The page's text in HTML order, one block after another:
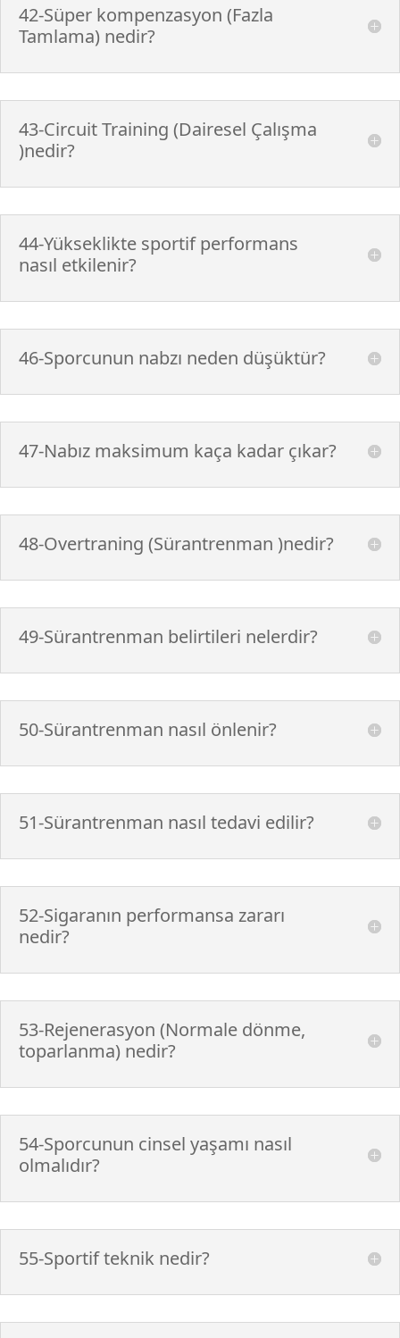
42-Süper kompenzasyon (Fazla
Tamlama) nedir?
43-Circuit Training (Dairesel Çalışma
)nedir?
44-Yükseklikte sportif performans
nasıl etkilenir?
46-Sporcunun nabzı neden düşüktür?
47-Nabız maksimum kaça kadar çıkar?
48-Overtraning (Sürantrenman )nedir?
49-Sürantrenman belirtileri nelerdir?
50-Sürantrenman nasıl önlenir?
51-Sürantrenman nasıl tedavi edilir?
52-Sigaranın performansa zararı
nedir?
53-Rejenerasyon (Normale dönme,
toparlanma) nedir?
54-Sporcunun cinsel yaşamı nasıl
olmalıdır?
55-Sportif teknik nedir?